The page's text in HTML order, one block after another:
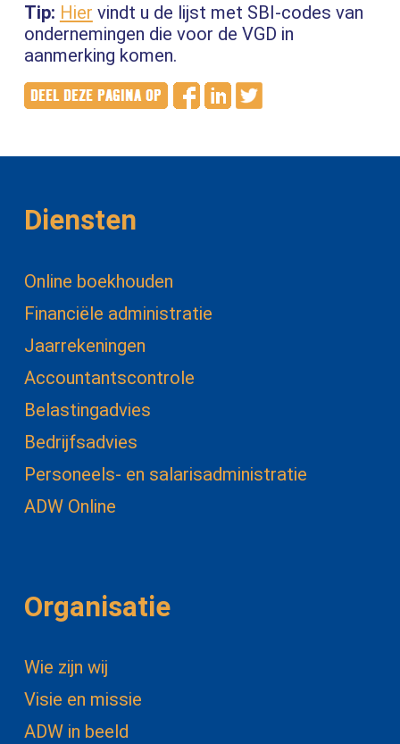
Tip: Hier vindt u de lijst met SBI-codes van
ondernemingen die voor de VGD in
aanmerking komen.
Diensten
Online boekhouden
Financiële administratie
Jaarrekeningen
Accountantscontrole
Belastingadvies
Bedrijfsadvies
Personeels- en salarisadministratie
ADW Online
Organisatie
Wie zijn wij
Visie en missie
ADW in beeld